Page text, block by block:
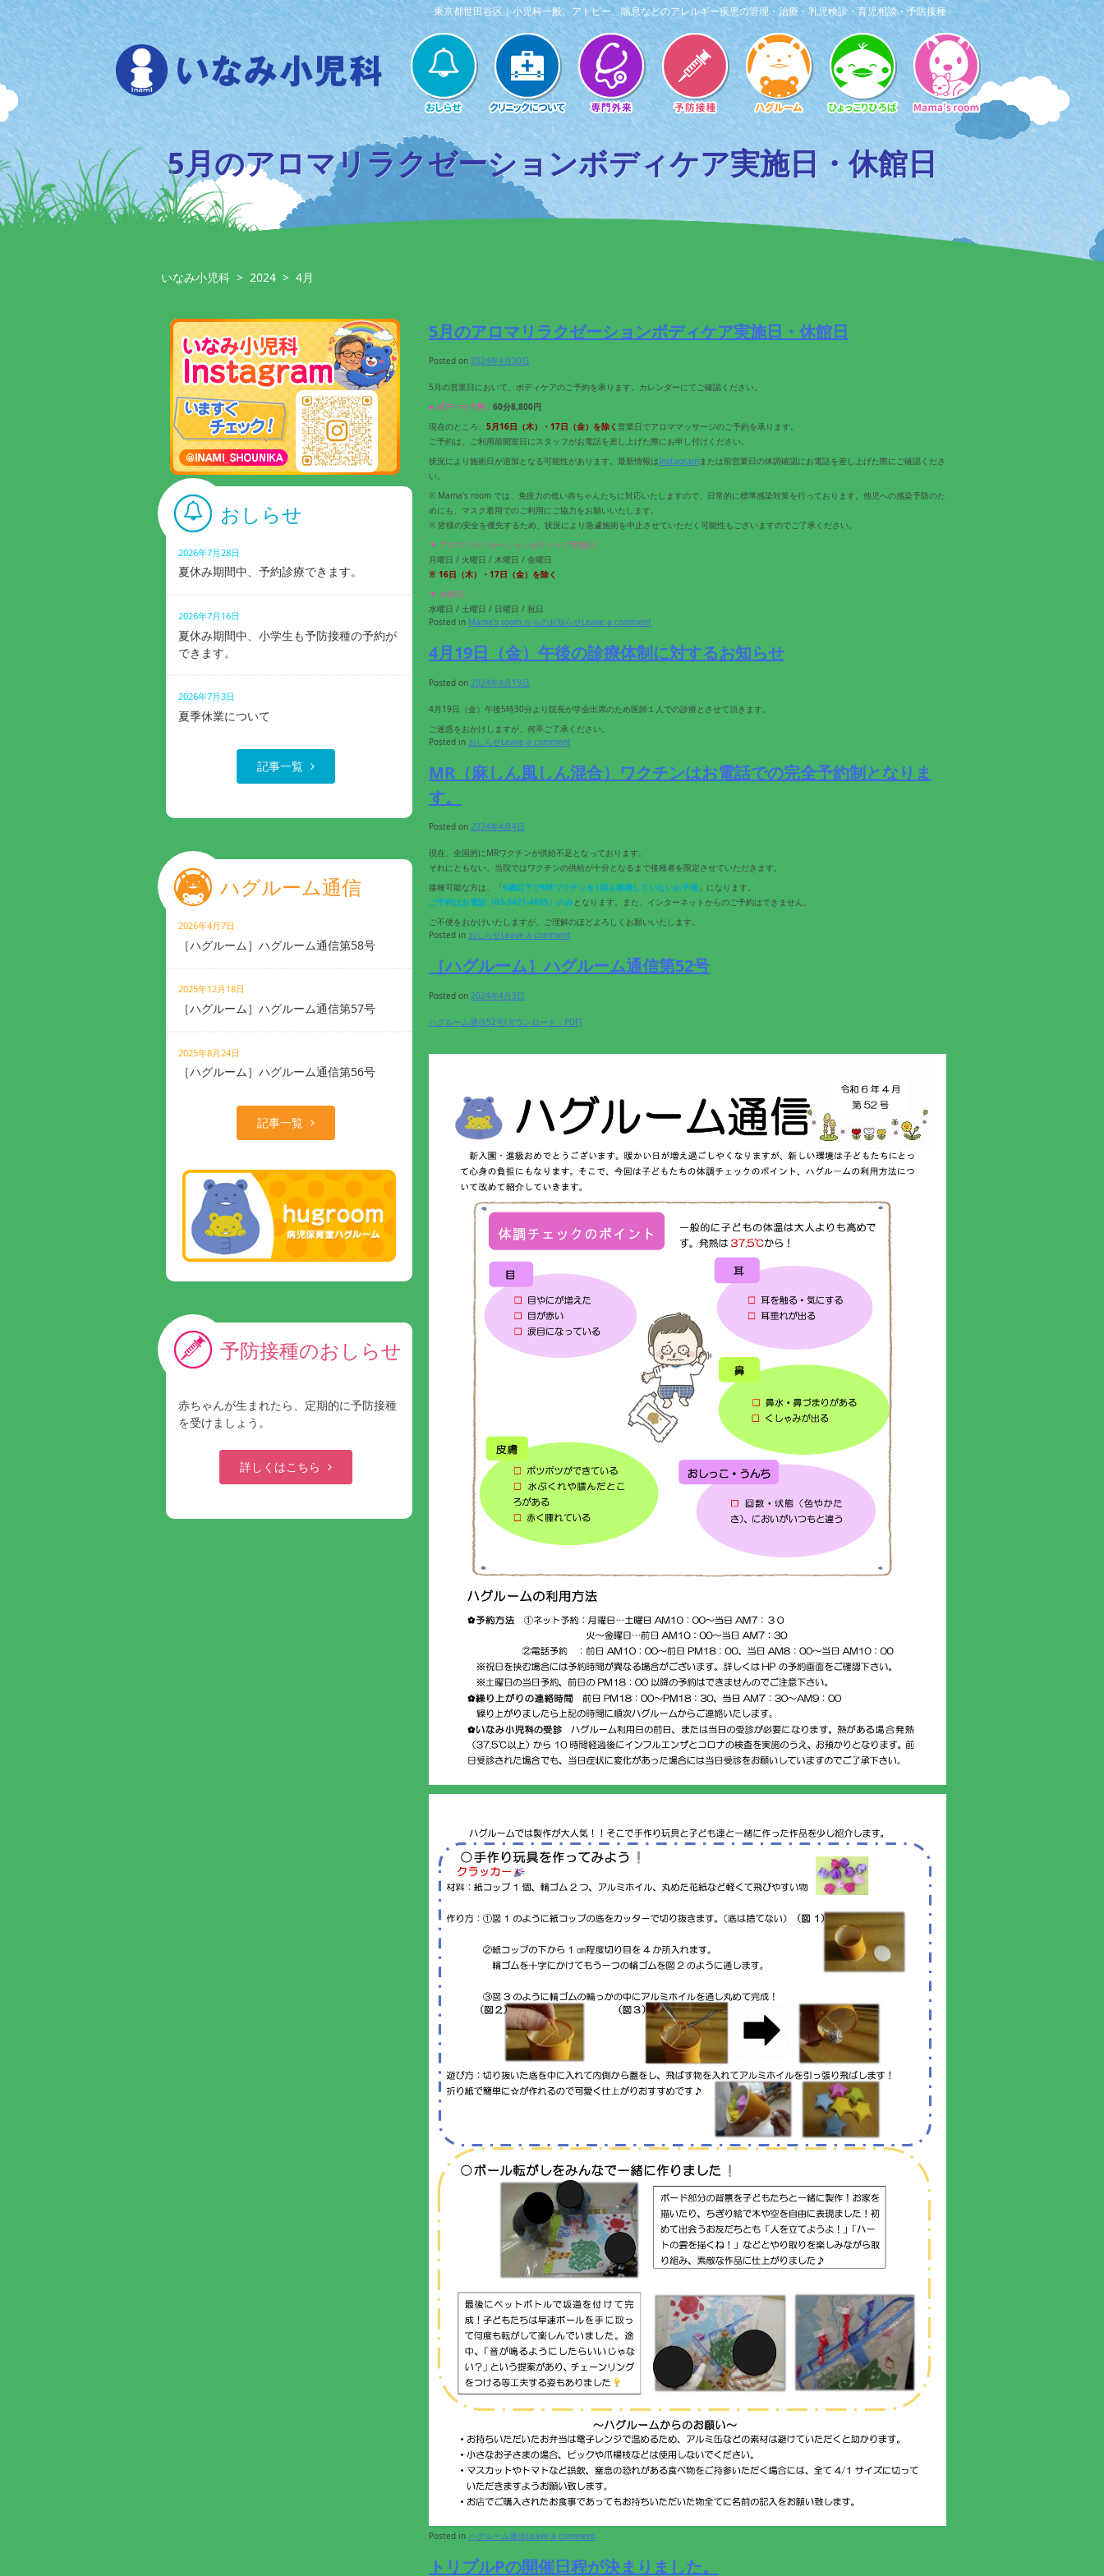
Skip
to
content
東京都世田谷区｜小児科一般、アトピー、喘息などのアレルギー疾患の管理・治療・乳児検診・育児相談・予防接種
5月のアロマリラクゼーションボディケア実施日・休館日
いなみ小児科 > 2024 > 4月
5月のアロマリラクゼーションボディケア実施日・休館日
Posted on 2024年4月30日
5月の営業日において、ボディケアのご予約を承ります。カレンダーにてご確認ください。
■ ボディケア料 : 60分8,800円
現在のところ、 5月16日（木） ・17日（金） を除く 営業日でアロママッサージのご予約を承ります。
ご予約は、ご利用前開室日にスタッフがお電話を差し上げた際にお申し付けください。
状況により施術日が追加となる可能性があります。最新情報はInstagramまたは前営業日の体調確認にお電話を差し上げた際にご確認くださ
い。
※ Mama’s room では、免疫力の低い赤ちゃんたちに対応いたしますので、日常的に標準感染対策を行っております。他児への感染予防のた
めにも、マスク着用でのご利用にご協力をお願いいたします。
※ 皆様の安全を優先するため、状況により急遽施術を中止させていただく可能性もございますのでご了承ください。
▼ アロマリラクゼーションボディケア実施日 :
月曜日 / 火曜日 / 木曜日 / 金曜日
※ 16日（木）・17日（金） を除く
▼ 休館日 :
水曜日 / 土曜日 / 日曜日 / 祝日
Posted in Mama's room からのお知らせLeave a comment
4月19日（金）午後の診療体制に対するお知らせ
Posted on 2024年4月19日
4月19日（金）午後5時30分より院長が学会出席のため医師１人での診療とさせて頂きます。
ご迷惑をおかけしますが、何卒ご了承ください。
Posted in おしらせLeave a comment
MR（麻しん風しん混合）ワクチンはお電話での完全予約制となりま
す。
Posted on 2024年4月4日
現在、全国的にMRワクチンが供給不足となっております。
それにともない、当院ではワクチンの供給が十分となるまで接種者を限定させていただきます。
接種可能な方は、「6歳以下でMRワクチンを1回も接種していないお子様 」になります。
ご予約はお電話（03-3421-4885）のみとなります。また、インターネットからのご予約はできません。
ご不便をおかけいたしますが、ご理解のほどよろしくお願いいたします。
Posted in おしらせLeave a comment
［ハグルーム］ハグルーム通信第52号
Posted on 2024年4月3日
ハグルーム通信52号[ダウンロード：PDF]
Posted in ハグルーム通信Leave a comment
トリプルPの開催日程が決まりました。
おしらせ
2026年7月28日
夏休み期間中、予約診療できます。
2026年7月16日
夏休み期間中、小学生も予防接種の予約が
できます。
2026年7月3日
夏季休業について
記事一覧
ハグルーム通信
2026年4月7日
［ハグルーム］ハグルーム通信第58号
2025年12月18日
［ハグルーム］ハグルーム通信第57号
2025年8月24日
［ハグルーム］ハグルーム通信第56号
記事一覧
予防接種のおしらせ
赤ちゃんが生まれたら、定期的に予防接種
を受けましょう。
詳しくはこちら